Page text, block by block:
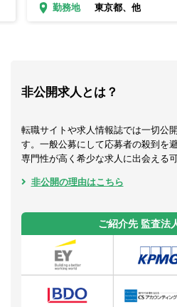
勤務地
東京都、他
非公開求人とは？
転職サイトや求人情報誌では一切公
す。一般公募にして応募者の殺到を
専門性が高く希少な求人に出会える
非公開の理由はこちら
ご紹介先 監査法